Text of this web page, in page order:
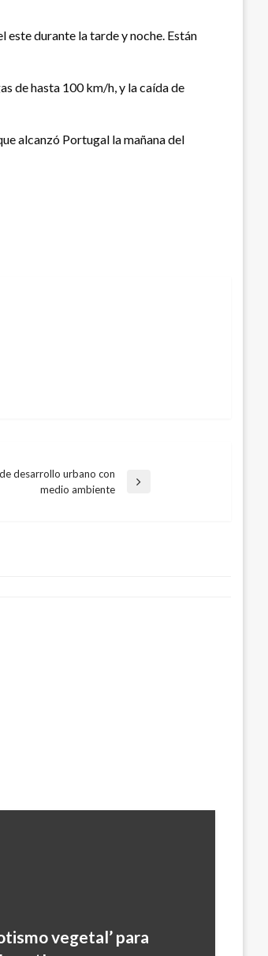
este durante la tarde y noche. Están
de hasta 100 km/h, y la caída de
alcanzó Portugal la mañana del
desarrollo urbano con
medio ambiente
vegetal’ para